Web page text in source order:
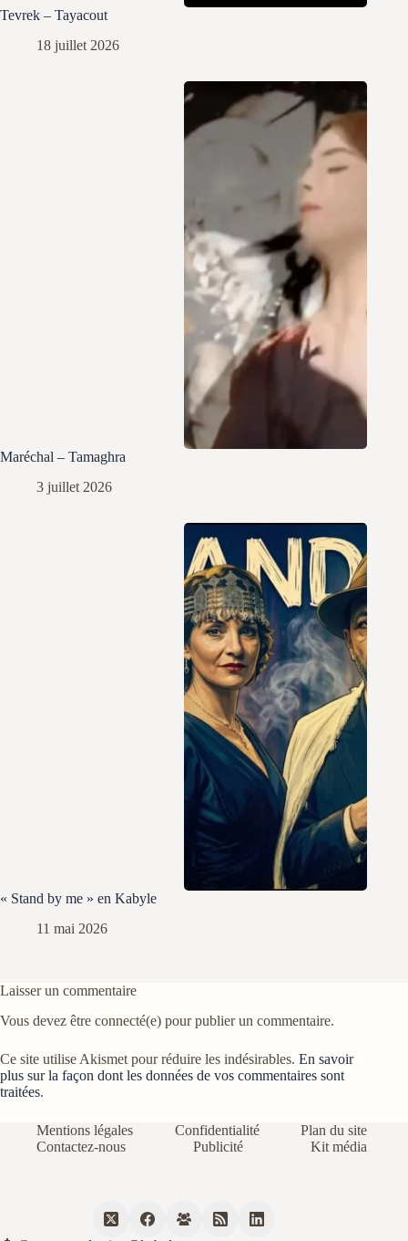
Tevrek – Tayacout
18 juillet 2026
Maréchal – Tamaghra
3 juillet 2026
« Stand by me » en Kabyle
11 mai 2026
Laisser un commentaire
Vous devez être connecté(e) pour publier un commentaire.
Ce site utilise Akismet pour réduire les indésirables. En savoir
plus sur la façon dont les données de vos commentaires sont
traitées.
Mentions légales Confidentialité
Plan du site
Contactez-nous
Publicité Kit média